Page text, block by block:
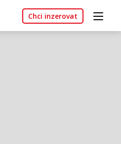
Chci inzerovat